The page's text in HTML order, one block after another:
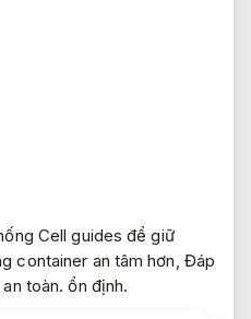
Cell guides để giữ
container an tâm hơn, Đáp
toàn. ổn định.